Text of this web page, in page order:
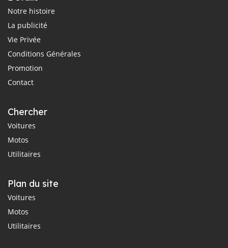
Notre histoire
La publicité
Vie Privée
Conditions Générales
Promotion
Contact
Chercher
Voitures
Motos
Utilitaires
Plan du site
Voitures
Motos
Utilitaires